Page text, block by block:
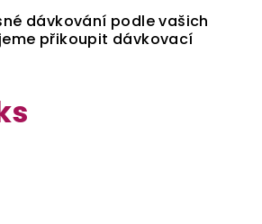
dávkování podle vašich
přikoupit dávkovací